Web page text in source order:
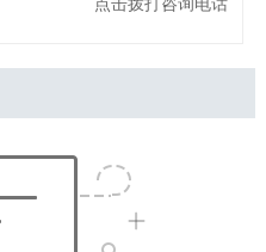
点击拨打咨询电话